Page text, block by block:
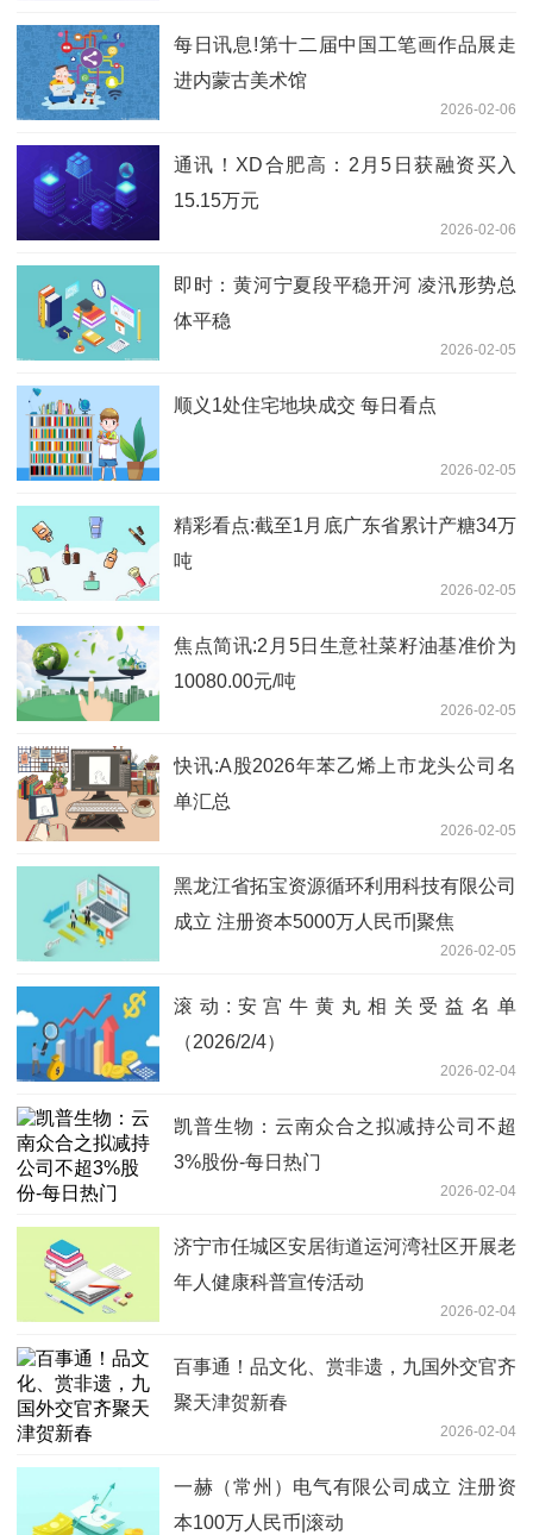
每日讯息!第十二届中国工笔画作品展走
进内蒙古美术馆
2026-02-06
通讯！XD合肥高：2月5日获融资买入
15.15万元
2026-02-06
即时：黄河宁夏段平稳开河 凌汛形势总
体平稳
2026-02-05
顺义1处住宅地块成交 每日看点
2026-02-05
精彩看点:截至1月底广东省累计产糖34万
吨
2026-02-05
焦点简讯:2月5日生意社菜籽油基准价为
10080.00元/吨
2026-02-05
快讯:A股2026年苯乙烯上市龙头公司名
单汇总
2026-02-05
黑龙江省拓宝资源循环利用科技有限公司
成立 注册资本5000万人民币|聚焦
2026-02-05
滚动:安宫牛黄丸相关受益名单
（2026/2/4）
2026-02-04
凯普生物：云南众合之拟减持公司不超
3%股份-每日热门
2026-02-04
济宁市任城区安居街道运河湾社区开展老
年人健康科普宣传活动
2026-02-04
百事通！品文化、赏非遗，九国外交官齐
聚天津贺新春
2026-02-04
一赫（常州）电气有限公司成立 注册资
本100万人民币|滚动